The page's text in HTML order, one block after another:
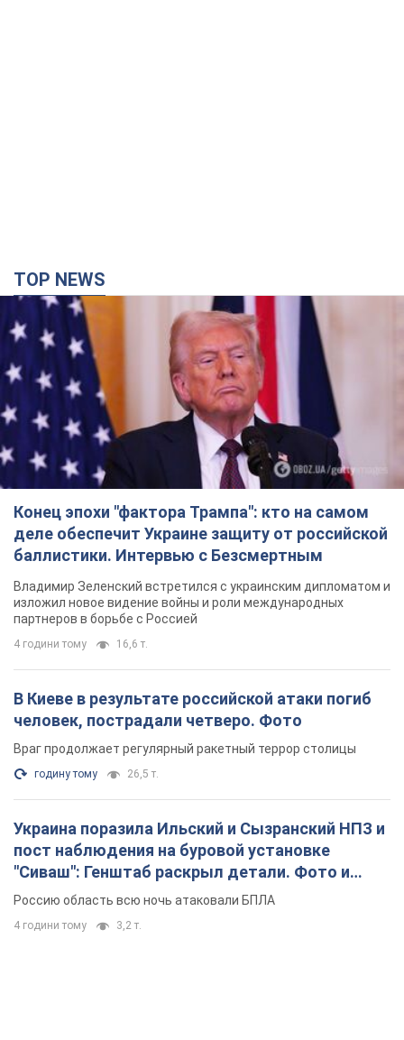
TOP NEWS
Конец эпохи "фактора Трампа": кто на самом
деле обеспечит Украине защиту от российской
баллистики. Интервью с Безсмертным
Владимир Зеленский встретился с украинским дипломатом и
изложил новое видение войны и роли международных
партнеров в борьбе с Россией
4 години тому 16,6 т.
В Киеве в результате российской атаки погиб
человек, пострадали четверо. Фото
Враг продолжает регулярный ракетный террор столицы
годину тому 26,5 т.
Украина поразила Ильский и Сызранский НПЗ и
пост наблюдения на буровой установке
"Сиваш": Генштаб раскрыл детали. Фото и
видео
Россию область всю ночь атаковали БПЛА
4 години тому 3,2 т.